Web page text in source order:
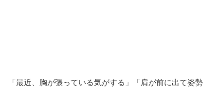
「最近、胸が張っている気がする」「肩が前に出て姿勢